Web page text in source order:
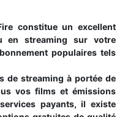
constitue un excellent
en streaming sur votre
populaires tels
de streaming à portée de
vos films et émissions
payants, il existe